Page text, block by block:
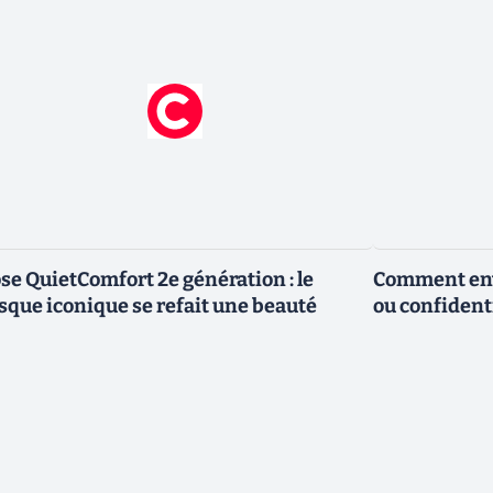
QuietComfort 2e génération : le
iconique se refait une beauté
Comment
ou